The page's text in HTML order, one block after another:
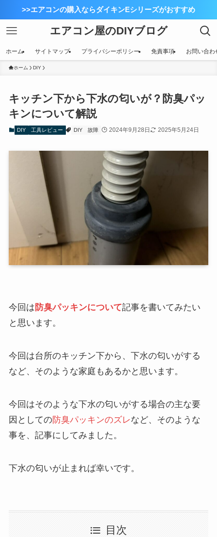
>>エアコンの購入ならダイキンEシリーズがおすすめ
エアコン屋のDIYブログ
ホーム サイトマップ プライバシーポリシー 免責事項 お問い合わ
ホーム DIY
キッチン下から下水の匂いが？防臭パッ
キンについて解説
DIY 工具レビュー DIY 故障 2024年9月28日 2025年5月24日
今回は 防臭パッキンについて記事を書いてみたい
と思います。
今回は台所のキッチン下から、下水の匂いがする
など、そのような家庭もあるかと思います。
今回はそのような下水の匂いがする場合の主な要
因としての防臭パッキンのズレなど、そのような
事を、記事にしてみました。
下水の匂いが止まれば幸いです。
目次